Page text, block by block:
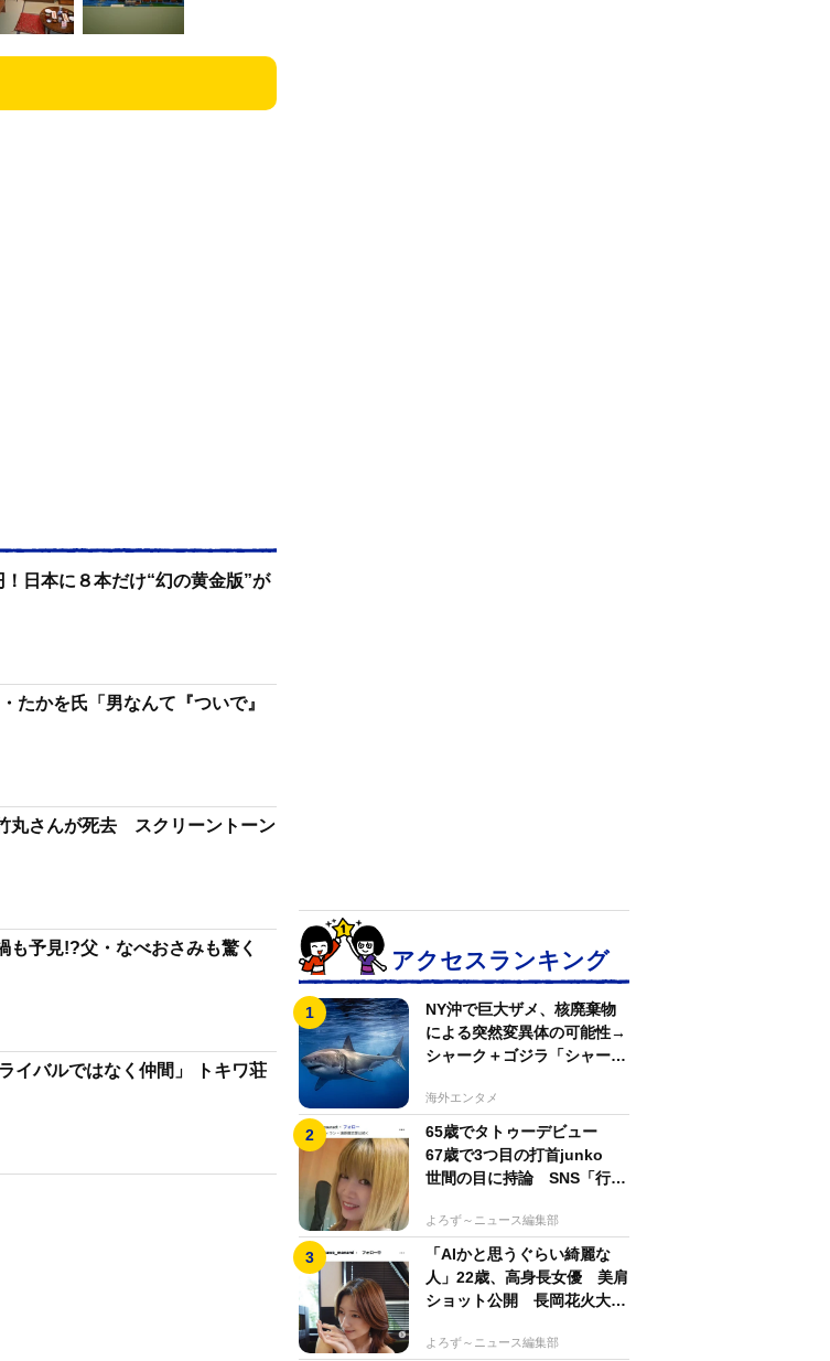
日本に８本だけ“幻の黄金版”が
たかを氏「男なんて『ついで』
丸さんが死去 スクリーントーン
も予見!?父・なべおさみも驚く
イバルではなく仲間」 トキワ荘